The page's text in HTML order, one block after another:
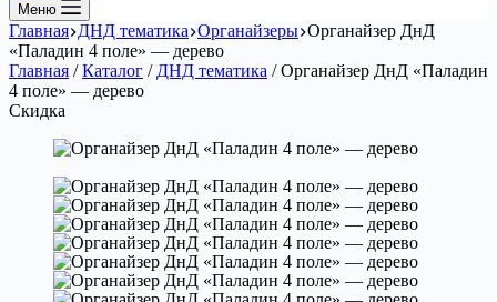
Меню
Главная ДНД тематика Органайзеры Органайзер ДнД
«Паладин 4 поле» — дерево
Главная / Каталог / ДНД тематика / Органайзер ДнД «Паладин
4 поле» — дерево
Скидка